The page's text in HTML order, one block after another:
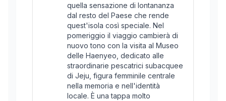
quella sensazione di lontananza
dal resto del Paese che rende
quest'isola così speciale. Nel
pomeriggio il viaggio cambierà di
nuovo tono con la visita al Museo
delle Haenyeo, dedicato alle
straordinarie pescatrici subacquee
di Jeju, figura femminile centrale
nella memoria e nell'identità
locale. È una tappa molto